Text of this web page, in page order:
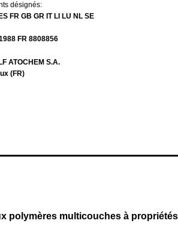
désignés:
FR GB GR IT LI LU NL SE
FR 8808856
ATOCHEM S.A.
(FR)
polymères multicouches à